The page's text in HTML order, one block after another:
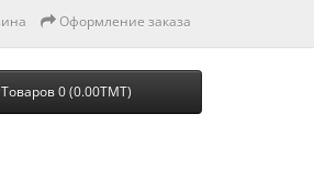
Оформление заказа
Товаров 0 (0.00TMT)